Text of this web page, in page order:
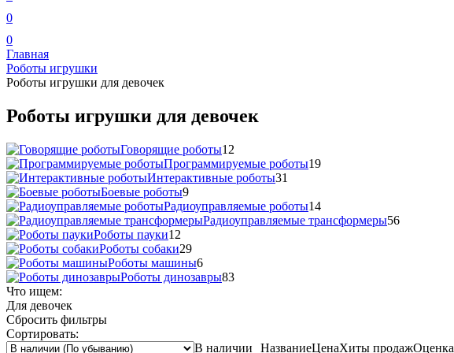
0
0
Главная
Роботы игрушки
Роботы игрушки для девочек
Роботы игрушки для девочек
Говорящие роботы12
Программируемые роботы19
Интерактивные роботы31
Боевые роботы9
Радиоуправляемые роботы14
Радиоуправляемые трансформеры56
Роботы пауки12
Роботы собаки29
Роботы машины6
Роботы динозавры83
Что ищем:
Для девочек
Сбросить фильтры
Сортировать:
В наличии
НазваниеЦенаХиты продажОценка